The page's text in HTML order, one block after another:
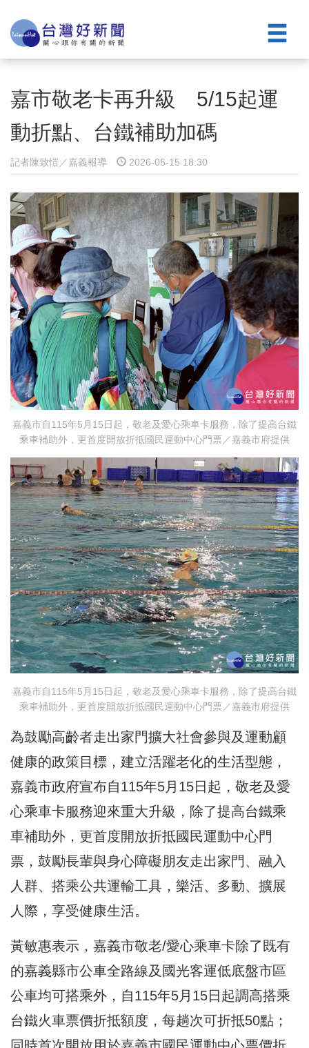
嘉市敬老卡再升級 5/15起運
動折點、台鐵補助加碼
記者陳致愷／嘉義報導 2026-05-15 18:30
嘉義市自115年5月15日起，敬老及愛心乘車卡服務，除了提高台鐵
乘車補助外，更首度開放折抵國民運動中心門票／嘉義市府提供
嘉義市自115年5月15日起，敬老及愛心乘車卡服務，除了提高台鐵
乘車補助外，更首度開放折抵國民運動中心門票／嘉義市府提供
為鼓勵高齡者走出家門擴大社會參與及運動顧
健康的政策目標，建立活躍老化的生活型態，
嘉義市政府宣布自115年5月15日起，敬老及愛
心乘車卡服務迎來重大升級，除了提高台鐵乘
車補助外，更首度開放折抵國民運動中心門
票，鼓勵長輩與身心障礙朋友走出家門、融入
人群、搭乘公共運輸工具，樂活、多動、擴展
人際，享受健康生活。
黃敏惠表示，嘉義市敬老/愛心乘車卡除了既有
的嘉義縣市公車全路線及國光客運低底盤市區
公車均可搭乘外，自115年5月15日起調高搭乘
台鐵火車票價折抵額度，每趟次可折抵50點；